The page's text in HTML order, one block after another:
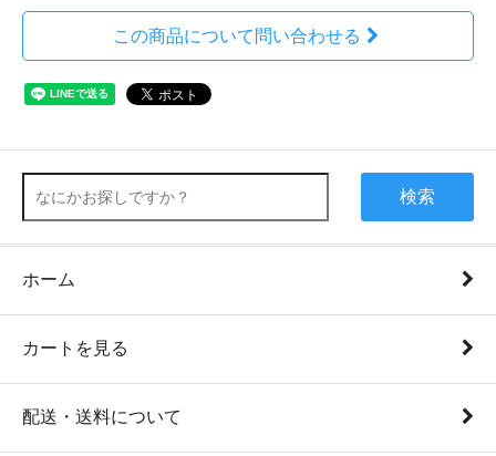
この商品について問い合わせる
検索
ホーム
カートを見る
配送・送料について